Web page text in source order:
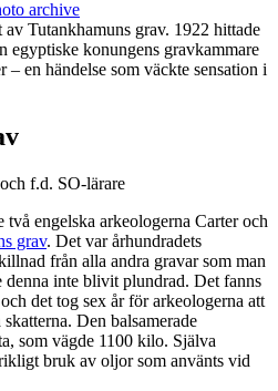
archive
Tutankhamuns grav. 1922 hittade
egyptiske konungens gravkammare
– en händelse som väckte sensation i
f.d. SO-lärare
engelska arkeologerna Carter och
grav. Det var århundradets
från alla andra gravar som man
denna inte blivit plundrad. Det fanns
det tog sex år för arkeologerna att
Den balsamerade
som vägde 1100 kilo. Själva
bruk av oljor som använts vid